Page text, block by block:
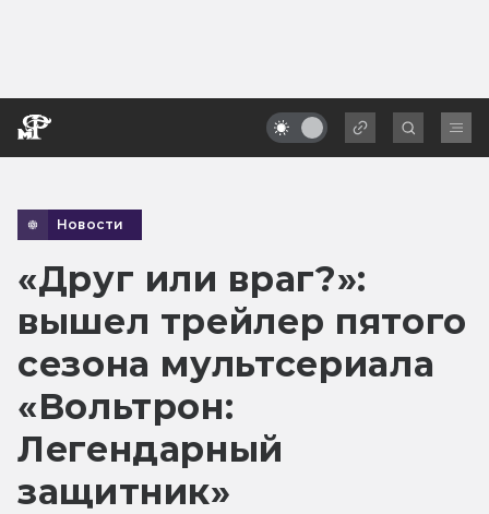
Новости
«Друг или враг?»:
вышел трейлер пятого
сезона мультсериала
«Вольтрон:
Легендарный
защитник»